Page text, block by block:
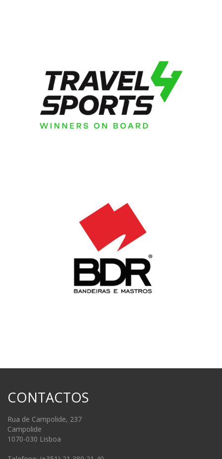
CONTACTOS
Rua de Campolide, 237
Campolide
1070-030 Lisboa